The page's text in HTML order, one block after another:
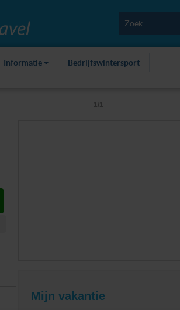
Informatie Bedrijfswintersport
1/1
Mijn vakantie